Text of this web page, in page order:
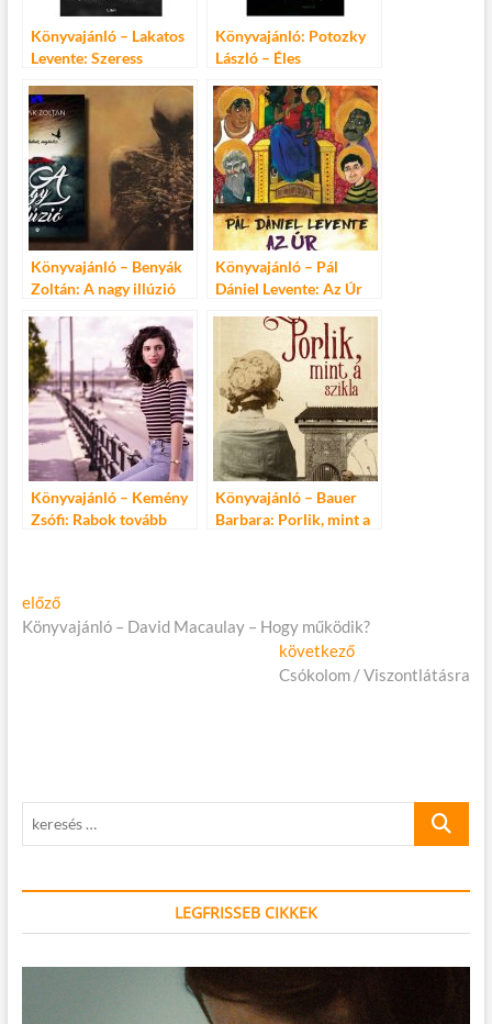
Könyvajánló – Lakatos
Levente: Szeress
Könyvajánló: Potozky
László – Éles
Könyvajánló – Benyák
Zoltán: A nagy illúzió
Könyvajánló – Pál
Dániel Levente: Az Úr
Könyvajánló – Kemény
Zsófi: Rabok tovább
Könyvajánló – Bauer
Barbara: Porlik, mint a
Bejegyzés
navigáció
előzőElőző
cikk:
Könyvajánló – David Macaulay – Hogy működik?
következőKövetkező
cikk:
Csókolom / Viszontlátásra
keresés
LEGFRISSEB CIKKEK